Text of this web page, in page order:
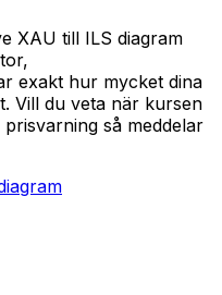
XAU till ILS diagram
exakt hur mycket dina
Vill du veta när kursen
så meddelar